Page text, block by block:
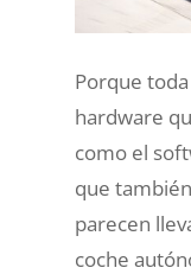
Porque
hardware
como el
que
parecen
coche